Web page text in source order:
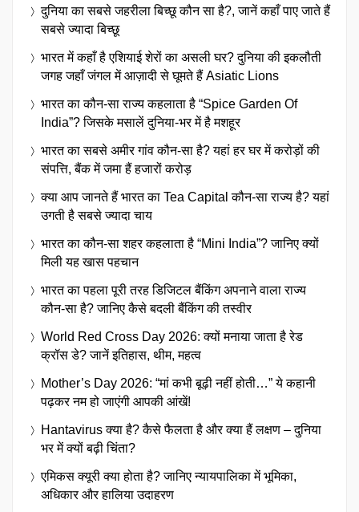
दुनिया का सबसे जहरीला बिच्छू कौन सा है?, जानें कहाँ पाए जाते हैं
सबसे ज्यादा बिच्छू
भारत में कहाँ है एशियाई शेरों का असली घर? दुनिया की इकलौती
जगह जहाँ जंगल में आज़ादी से घूमते हैं Asiatic Lions
भारत का कौन-सा राज्य कहलाता है “Spice Garden Of
India”? जिसके मसालें दुनिया-भर में है मशहूर
भारत का सबसे अमीर गांव कौन-सा है? यहां हर घर में करोड़ों की
संपत्ति, बैंक में जमा हैं हजारों करोड़
क्या आप जानते हैं भारत का Tea Capital कौन-सा राज्य है? यहां
उगती है सबसे ज्यादा चाय
भारत का कौन-सा शहर कहलाता है “Mini India”? जानिए क्यों
मिली यह खास पहचान
भारत का पहला पूरी तरह डिजिटल बैंकिंग अपनाने वाला राज्य
कौन-सा है? जानिए कैसे बदली बैंकिंग की तस्वीर
World Red Cross Day 2026: क्यों मनाया जाता है रेड
क्रॉस डे? जानें इतिहास, थीम, महत्व
Mother’s Day 2026: “मां कभी बूढ़ी नहीं होती…” ये कहानी
पढ़कर नम हो जाएंगी आपकी आंखें!
Hantavirus क्या है? कैसे फैलता है और क्या हैं लक्षण – दुनिया
भर में क्यों बढ़ी चिंता?
एमिकस क्यूरी क्या होता है? जानिए न्यायपालिका में भूमिका,
अधिकार और हालिया उदाहरण